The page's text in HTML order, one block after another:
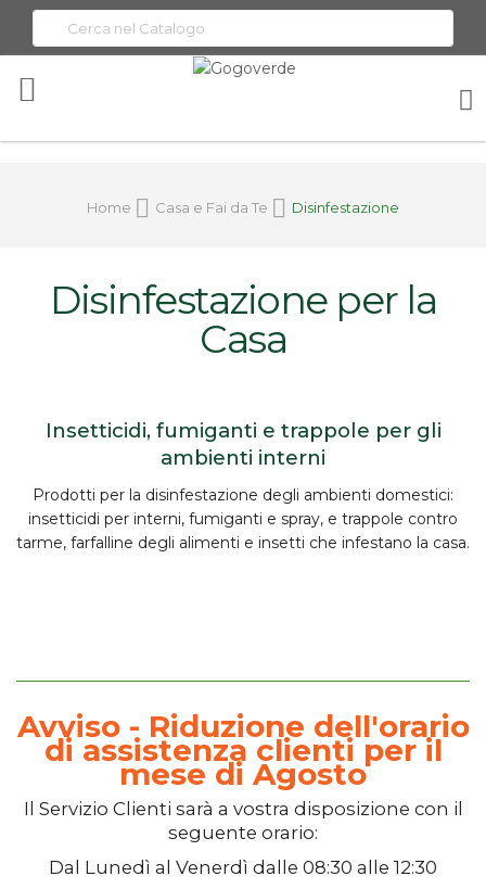
Home Casa e Fai da Te Disinfestazione
Disinfestazione per la
Casa
Insetticidi, fumiganti e trappole per gli
ambienti interni
Prodotti per la disinfestazione degli ambienti domestici:
insetticidi per interni, fumiganti e spray, e trappole contro
tarme, farfalline degli alimenti e insetti che infestano la casa.
Avviso - Riduzione dell'orario
di assistenza clienti per il
mese di Agosto
Il Servizio Clienti sarà a vostra disposizione con il
seguente orario:
Dal Lunedì al Venerdì dalle 08:30 alle 12:30